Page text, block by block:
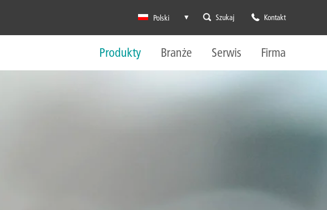
Polski Szukaj Kontakt
Produkty Branże Serwis Firma